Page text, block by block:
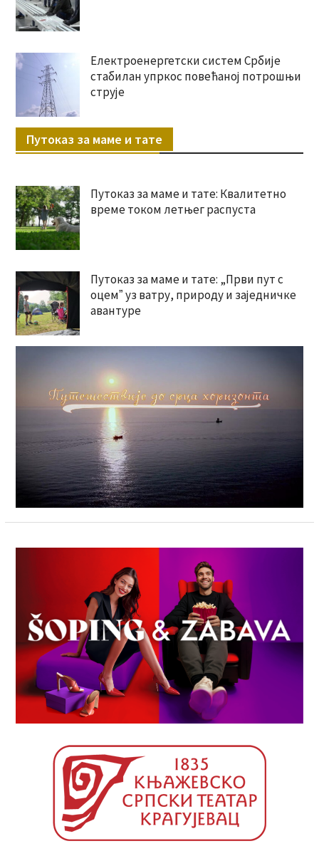
Електроенергетски систем Србије
стабилан упркос повећаној потрошњи
струје
Путоказ за маме и тате
Путоказ за маме и тате: Квалитетно
време током летњег распуста
Путоказ за маме и тате: „Први пут с
оцемˮ уз ватру, природу и заједничке
авантуре